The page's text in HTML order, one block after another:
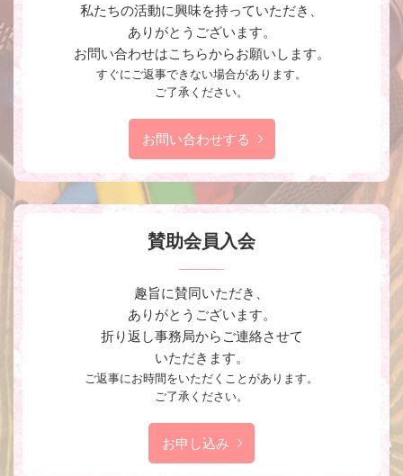
私たちの活動に興味を持っていただき、
ありがとうございます。
お問い合わせはこちらからお願いします。
すぐにご返事できない場合があります。
ご了承ください。
お問い合わせする
賛助会員入会
趣旨に賛同いただき、
ありがとうございます。
折り返し事務局からご連絡させて
いただきます。
ご返事にお時間をいただくことがあります。
ご了承ください。
お申し込み